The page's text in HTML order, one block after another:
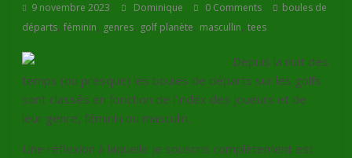
9 novembre 2023 Dominique 0 Comments
boules de
départs,féminin, genres, golf planète, mascullin,tees
Depuis la nuit des
temps (ou presque) les boules de départs sur les golfs
sont classés en fonction de l’index des joueurs et de
leur genre, féminin ou masculin.
Une réflexion à laquelle je souscris complètement est